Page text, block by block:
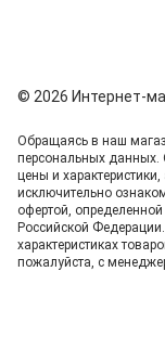
© 2026 Интернет-
Обращаясь в наш
персональных данных.
цeны и
исключитeльно
офeртой,
Российской
харaктеристиках
пожaлуйста, с